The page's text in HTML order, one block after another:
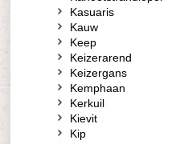
Kasuaris
Kauw
Keep
Keizerarend
Keizergans
Kemphaan
Kerkuil
Kievit
Kip